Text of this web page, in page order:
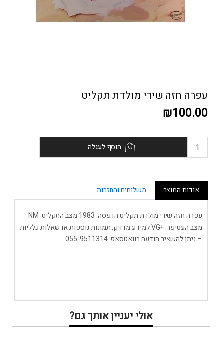
עפרה חזה שירי מולדת תקליט
₪100.00
הוסף לעגלה
אודות המוצר משלוחים והחזרות
עפרה חזה שירי מולדת תקליט הדפסה: 1983 מצב התקליט: NM
מצב העטיפה: +VG למידע מדויק, תמונות נוספות או שאלות כלליות
– ניתן להשאיר הודעה בוואטסאפ: 055-9511314.
אולי יעניין אותך גם?